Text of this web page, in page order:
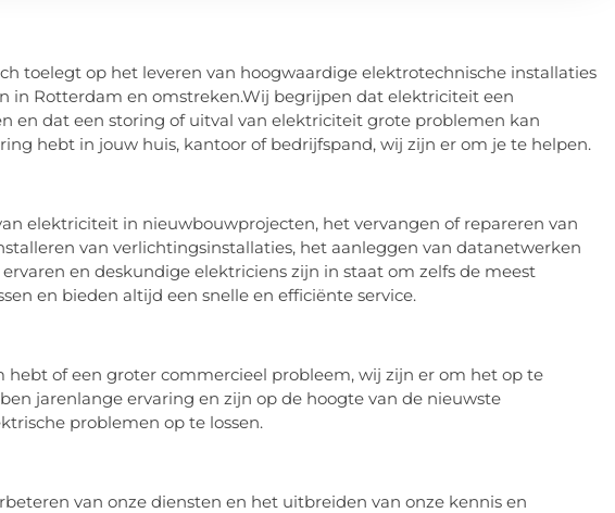
toelegt op het leveren van hoogwaardige elektrotechnische installaties
in Rotterdam en omstreken.Wij begrijpen dat elektriciteit een
en dat een storing of uitval van elektriciteit grote problemen kan
hebt in jouw huis, kantoor of bedrijfspand, wij zijn er om je te helpen.
elektriciteit in nieuwbouwprojecten, het vervangen of repareren van
van verlichtingsinstallaties, het aanleggen van datanetwerken
en deskundige elektriciens zijn in staat om zelfs de meest
en bieden altijd een snelle en efficiënte service.
of een groter commercieel probleem, wij zijn er om het op te
jarenlange ervaring en zijn op de hoogte van de nieuwste
problemen op te lossen.
van onze diensten en het uitbreiden van onze kennis en